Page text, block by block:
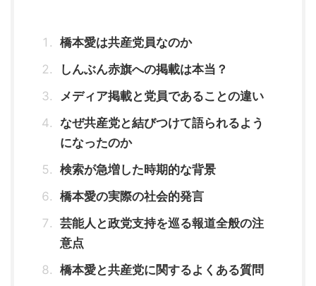
橋本愛は共産党員なのか
しんぶん赤旗への掲載は本当？
メディア掲載と党員であることの違い
なぜ共産党と結びつけて語られるよう
になったのか
検索が急増した時期的な背景
橋本愛の実際の社会的発言
芸能人と政党支持を巡る報道全般の注
意点
橋本愛と共産党に関するよくある質問